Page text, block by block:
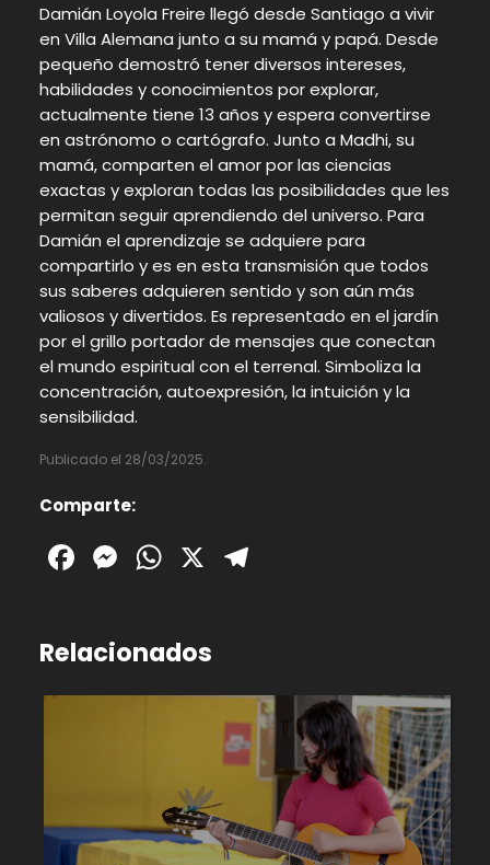
Damián Loyola Freire llegó desde Santiago a vivir
en Villa Alemana junto a su mamá y papá. Desde
pequeño demostró tener diversos intereses,
habilidades y conocimientos por explorar,
actualmente tiene 13 años y espera convertirse
en astrónomo o cartógrafo. Junto a Madhi, su
mamá, comparten el amor por las ciencias
exactas y exploran todas las posibilidades que les
permitan seguir aprendiendo del universo. Para
Damián el aprendizaje se adquiere para
compartirlo y es en esta transmisión que todos
sus saberes adquieren sentido y son aún más
valiosos y divertidos. Es representado en el jardín
por el grillo portador de mensajes que conectan
el mundo espiritual con el terrenal. Simboliza la
concentración, autoexpresión, la intuición y la
sensibilidad.
Publicado el 28/03/2025.
Comparte:
Facebook
Messenger
WhatsApp
X
Relacionados